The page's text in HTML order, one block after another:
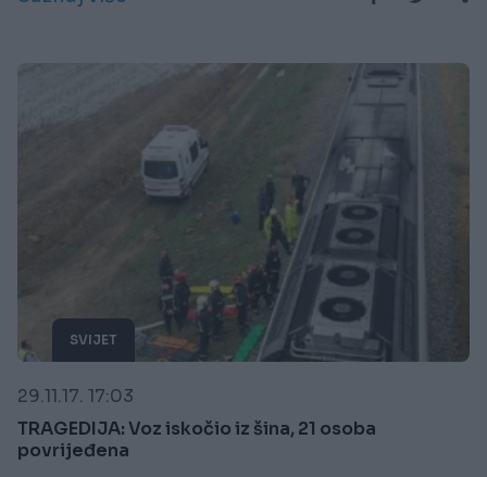
SVIJET
29.11.17. 17:03
TRAGEDIJA: Voz iskočio iz šina, 21 osoba
povrijeđena